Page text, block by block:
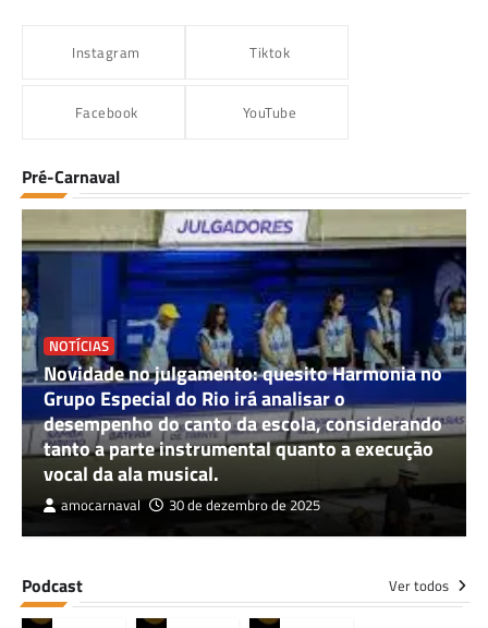
Instagram Tiktok
Facebook YouTube
Pré-Carnaval
NOTÍCIAS
Novidade no julgamento: quesito Harmonia no
Grupo Especial do Rio irá analisar o
desempenho do canto da escola, considerando
tanto a parte instrumental quanto a execução
vocal da ala musical.
amocarnaval 30 de dezembro de 2025
Podcast Ver todos